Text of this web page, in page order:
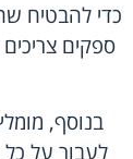
כדי להבטיח
ספקים
בנוסף,
לעבור על כל